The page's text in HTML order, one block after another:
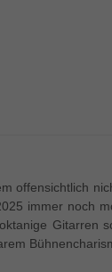
offensichtlich
immer noch
Gitarren